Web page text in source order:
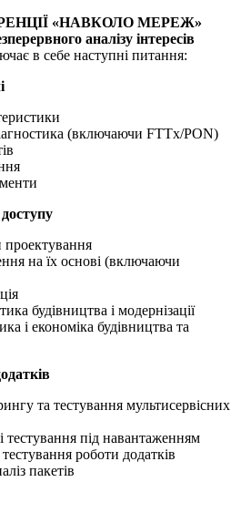
«НАВКОЛО МЕРЕЖ»
аналізу інтересів
в себе наступні питання:
(включаючи FTTx/PON)
проектування
на їх основі (включаючи
будівництва і модернізації
і економіка будівництва та
та тестування мультисервісних
тестування під навантаженням
роботи додатків
пакетів